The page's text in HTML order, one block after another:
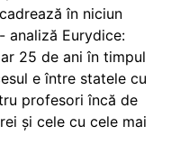
în niciun
analiză Eurydice:
25 de ani în timpul
e între statele cu
profesori încă de
și cele cu cele mai